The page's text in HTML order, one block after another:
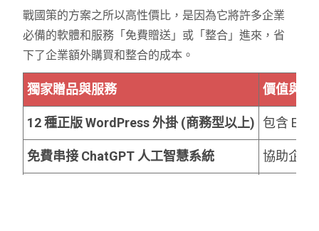
戰國策的方案之所以高性價比，是因為它將許多企業
必備的軟體和服務「免費贈送」或「整合」進來，省
下了企業額外購買和整合的成本。
獨家贈品與服務 價值與優
12 種正版 WordPress 外掛 (商務型以上) 包含
免費串接 ChatGPT 人工智慧系統 協助企業